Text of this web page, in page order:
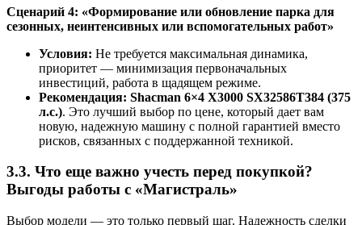
Сценарий 4: «Формирование или обновление парка для
сезонных, неинтенсивных или вспомогательных работ»
Условия: Не требуется максимальная динамика,
приоритет — минимизация первоначальных
инвестиций, работа в щадящем режиме.
Рекомендация: Shacman 6×4 X3000 SX32586T384 (375
л.с.). Это лучший выбор по цене, который дает вам
новую, надежную машину с полной гарантией вместо
рисков, связанных с поддержанной техникой.
3.3. Что еще важно учесть перед покупкой?
Выгоды работы с «Магистраль»
Выбор модели — это только первый шаг. Надежность сделки